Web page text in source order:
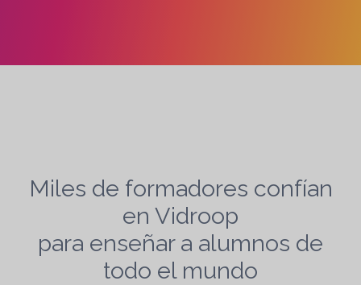
Miles de formadores confían
en Vidroop
para enseñar a alumnos de
todo el mundo